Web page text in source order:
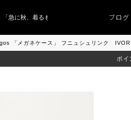
に秋、着るものがない」 「キレイなニット」
ブログ
「メガネケース」 フニュシュリンク
ポイ